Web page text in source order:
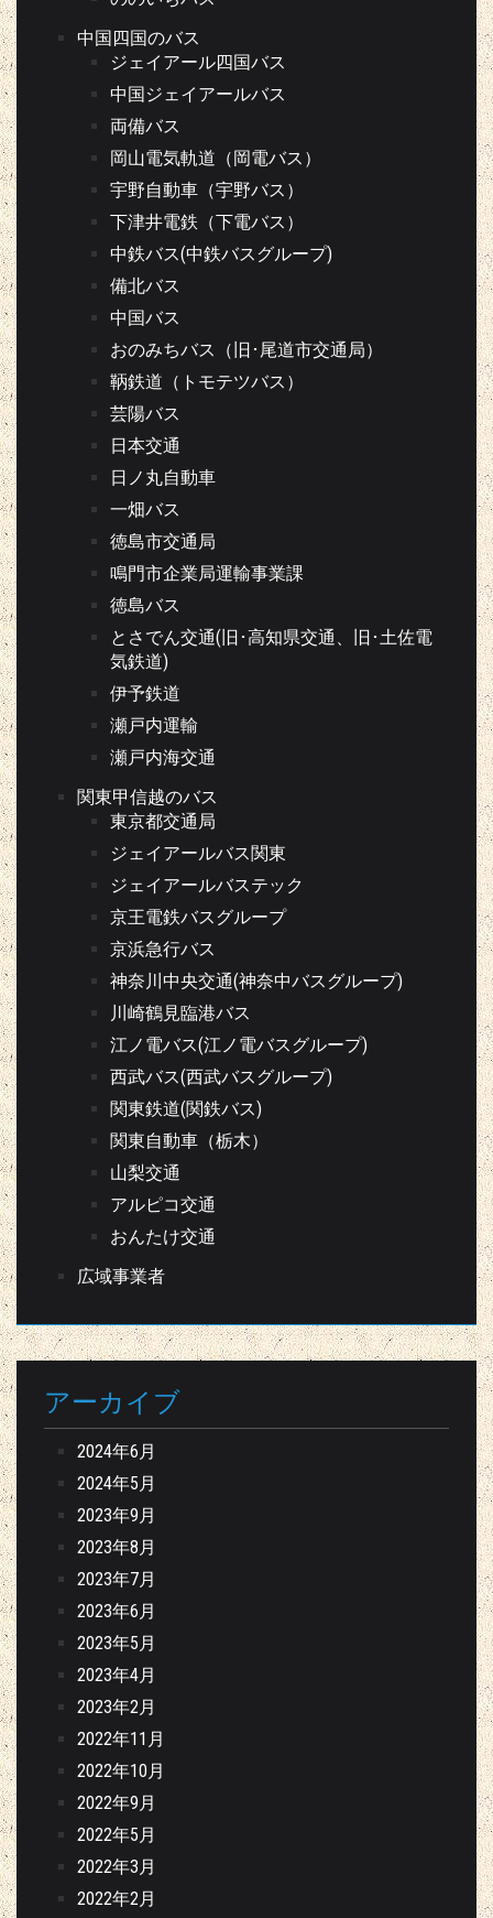
中国四国のバス
ジェイアール四国バス
中国ジェイアールバス
両備バス
岡山電気軌道（岡電バス）
宇野自動車（宇野バス）
下津井電鉄（下電バス）
中鉄バス(中鉄バスグループ)
備北バス
中国バス
おのみちバス（旧･尾道市交通局）
鞆鉄道（トモテツバス）
芸陽バス
日本交通
日ノ丸自動車
一畑バス
徳島市交通局
鳴門市企業局運輸事業課
徳島バス
とさでん交通(旧･高知県交通、旧･土佐電
気鉄道)
伊予鉄道
瀬戸内運輸
瀬戸内海交通
関東甲信越のバス
東京都交通局
ジェイアールバス関東
ジェイアールバステック
京王電鉄バスグループ
京浜急行バス
神奈川中央交通(神奈中バスグループ)
川崎鶴見臨港バス
江ノ電バス(江ノ電バスグループ)
西武バス(西武バスグループ)
関東鉄道(関鉄バス)
関東自動車（栃木）
山梨交通
アルピコ交通
おんたけ交通
広域事業者
アーカイブ
2024年6月
2024年5月
2023年9月
2023年8月
2023年7月
2023年6月
2023年5月
2023年4月
2023年2月
2022年11月
2022年10月
2022年9月
2022年5月
2022年3月
2022年2月